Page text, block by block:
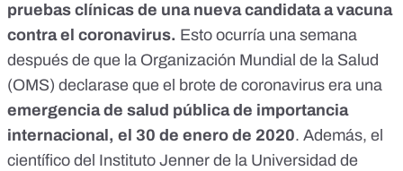
pruebas clínicas de una nueva candidata a vacuna
contra el coronavirus. Esto ocurría una semana
después de que la Organización Mundial de la Salud
(OMS) declarase que el brote de coronavirus era una
emergencia de salud pública de importancia
internacional , el 30 de enero de 2020. Además, el
científico del Instituto Jenner de la Universidad de